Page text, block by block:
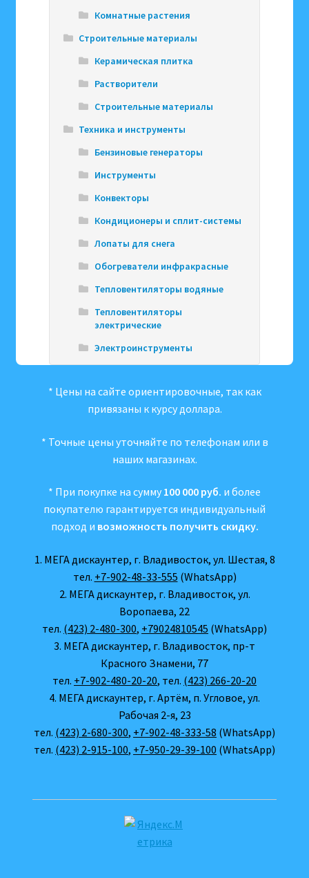
Комнатные растения
Строительные материалы
Керамическая плитка
Растворители
Строительные материалы
Техника и инструменты
Бензиновые генераторы
Инструменты
Конвекторы
Кондиционеры и сплит-системы
Лопаты для снега
Обогреватели инфракрасные
Тепловентиляторы водяные
Тепловентиляторы
электрические
Электроинструменты
* Цены на сайте ориентировочные, так как
привязаны к курсу доллара.
* Точные цены уточняйте по телефонам или в
наших магазинах.
* При покупке на сумму 100 000 руб. и более
покупателю гарантируется индивидуальный
подход и возможность получить скидку.
1. МЕГА дискаунтер, г. Владивосток, ул. Шестая, 8
тел. +7-902-48-33-555 (WhatsApp)
2. МЕГА дискаунтер, г. Владивосток, ул.
Воропаева, 22
тел. (423) 2-480-300, +79024810545 (WhatsApp)
3. МЕГА дискаунтер, г. Владивосток, пр-т
Красного Знамени, 77
тел. +7-902-480-20-20, тел. (423) 266-20-20
4. МЕГА дискаунтер, г. Артём, п. Угловое, ул.
Рабочая 2-я, 23
тел. (423) 2-680-300, +7-902-48-333-58 (WhatsApp)
тел. (423) 2-915-100, +7-950-29-39-100 (WhatsApp)